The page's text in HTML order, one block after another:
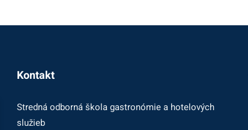
Kontakt
Stredná odborná škola gastronómie a hotelových
služieb